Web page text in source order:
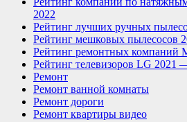
2022
Рейтинг лучших ручных
Рейтинг мешковых пылесосов
Рейтинг ремонтных компаний
Рейтинг телевизоров LG 2021
Ремонт
Ремонт ванной комнаты
Ремонт дороги
Ремонт квартиры видео